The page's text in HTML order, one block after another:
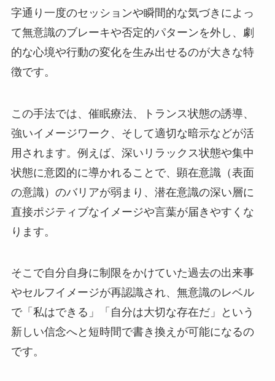
字通り一度のセッションや瞬間的な気づきによっ
て無意識のブレーキや否定的パターンを外し、劇
的な心境や行動の変化を生み出せるのが大きな特
徴です。
この手法では、催眠療法、トランス状態の誘導、
強いイメージワーク、そして適切な暗示などが活
用されます。例えば、深いリラックス状態や集中
状態に意図的に導かれることで、顕在意識（表面
の意識）のバリアが弱まり、潜在意識の深い層に
直接ポジティブなイメージや言葉が届きやすくな
ります。
そこで自分自身に制限をかけていた過去の出来事
やセルフイメージが再認識され、無意識のレベル
で「私はできる」「自分は大切な存在だ」という
新しい信念へと短時間で書き換えが可能になるの
です。